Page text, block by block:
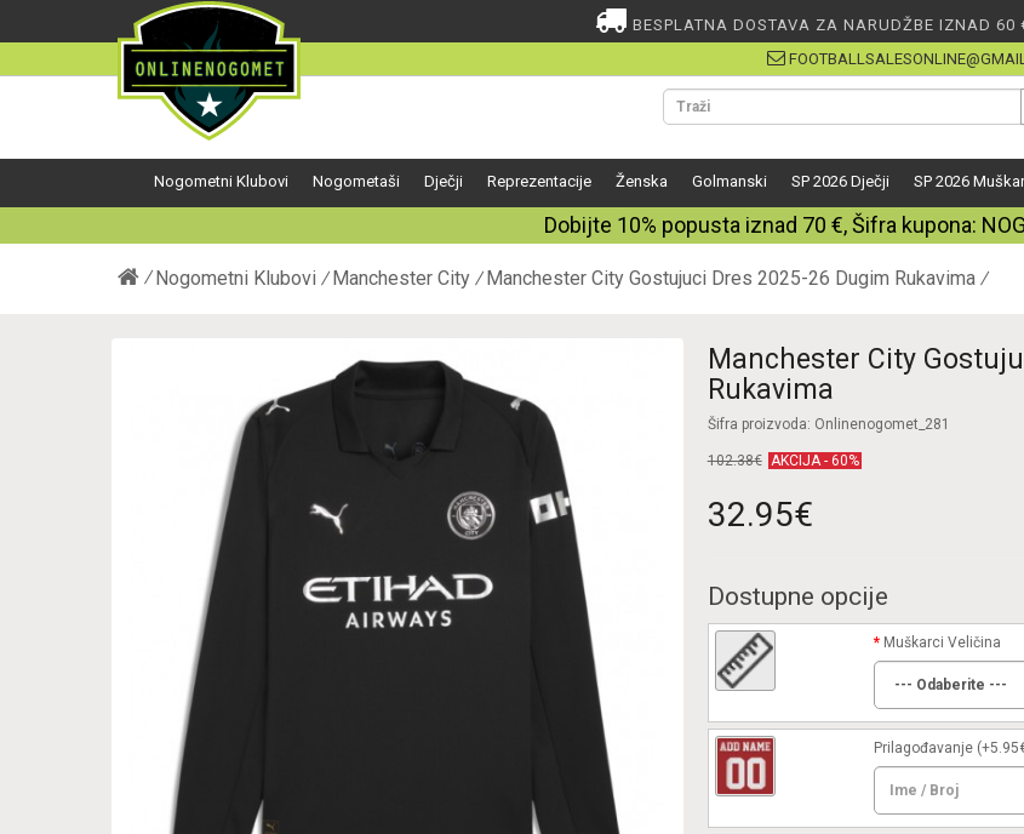
BESPLATNA DOSTAVA ZA NARUDŽBE IZNAD 60
Nogometni Klubovi Nogometaši Dječji Reprezentacije Ženska Golmanski SP 2026 Dječji SP 2026
Dobijte 10% popusta iznad 70 €, Šifra kupona:
Nogometni Klubovi Manchester City Manchester City Gostujuci Dres 2025-26 Dugim Rukavima
Manchester City
Rukavima
Šifra proizvoda: Onlinenogomet_281
102.38€ AKCIJA - 60%
32.95€
Dostupne opcije
Muškarci Veličina
Prilagođavanje